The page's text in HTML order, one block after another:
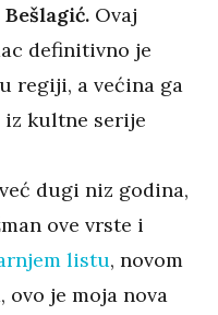
Ovaj
definitivno je
regiji, a većina ga
iz kultne serije
dugi niz godina,
ove vrste i
listu, novom
je moja nova